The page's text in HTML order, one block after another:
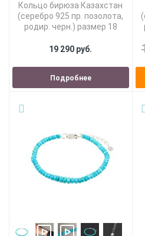
Кольцо бирюза Казахстан
(серебро 925 пр. позолота,
родир. черн.) размер 18
19 290 руб.
Подробнее